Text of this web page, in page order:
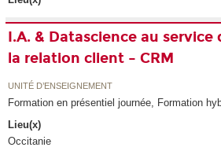
I.A. & Datascience au
la relation client – CRM
UNITÉ D’ENSEIGNEMENT
Formation en présentiel journée, Formation
Lieu(x)
Occitanie